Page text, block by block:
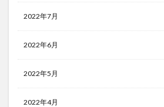
2022年7月
2022年6月
2022年5月
2022年4月